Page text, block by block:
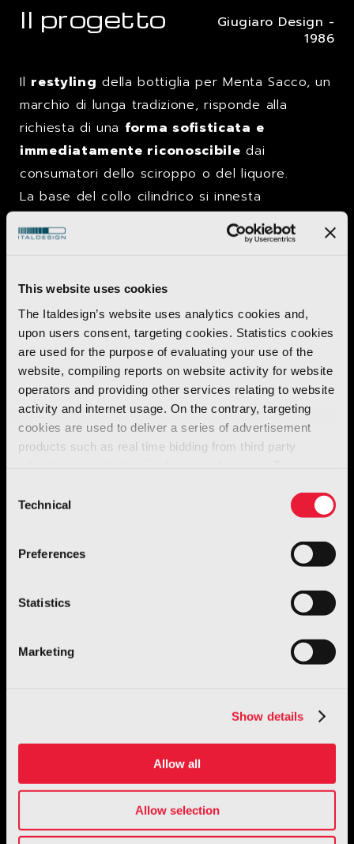
This website uses cookies
The Italdesign’s website uses analytics cookies and,
upon users consent, targeting cookies. Statistics cookies
are used for the purpose of evaluating your use of the
website, compiling reports on website activity for website
operators and providing other services relating to website
activity and internet usage. On the contrary, targeting
cookies are used to deliver a series of advertisement
products such as real time bidding from third party
Selection
Technical
Preferences
Statistics
Marketing
Show details
Allow all
Allow selection
Il progetto
Giugiaro Design -
1986
Il restyling della bottiglia per Menta Sacco, un
marchio di lunga tradizione, risponde alla
richiesta di una forma sofisticata e
immediatamente riconoscibile dai
consumatori dello sciroppo o del liquore.
La base del collo cilindrico si innesta
audacemente nel tronco monolitico attraverso
una sfaccettatura laterale.
1 / 2